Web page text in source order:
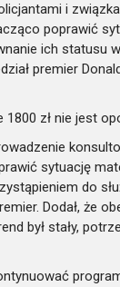
i
poprawić
ich statusu
premier
zł nie jest
sytuację
do
Dodał, że
był stały,